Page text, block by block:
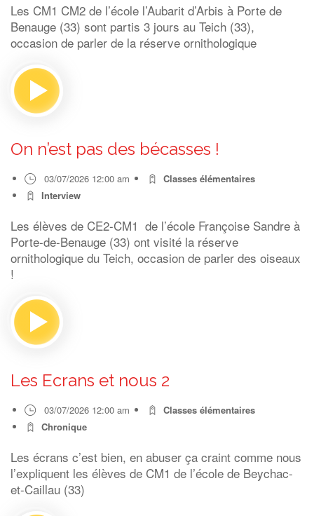
Les CM1 CM2 de l’école l’Aubarit d’Arbis à Porte de
Benauge (33) sont partis 3 jours au Teich (33),
occasion de parler de la réserve ornithologique
On n’est pas des bécasses !
03/07/2026 12:00 am
Classes élémentaires
Interview
Les élèves de CE2-CM1 de l’école Françoise Sandre à
Porte-de-Benauge (33) ont visité la réserve
ornithologique du Teich, occasion de parler des oiseaux
!
Les Ecrans et nous 2
03/07/2026 12:00 am
Classes élémentaires
Chronique
Les écrans c’est bien, en abuser ça craint comme nous
l’expliquent les élèves de CM1 de l’école de Beychac-
et-Caillau (33)